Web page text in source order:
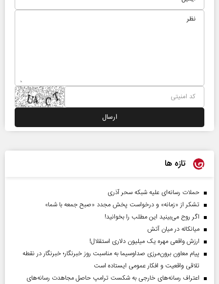
تازه ها
حملات رسانه‌ای علیه شبکه سحر آذری
تشکر از «زمانه» و درخواست پخش مجدد «صبح جمعه با شما»
اگر روح می‌بینید این مطلب را بخوانید!
میانکاله در میان آتش
ارزش واقعی مهره یک میلیون دلاری استقلال!
پیام معاون برون‌مرزی صداوسیما به مناسبت روز خبرنگار؛ خبرنگار در نقطه
تلاقی واقعیت و افکار عمومی ایستاده است
اعتراف رسانه‌های خارجی به شکست ترامپ حاصل مجاهدت رسانه‌های